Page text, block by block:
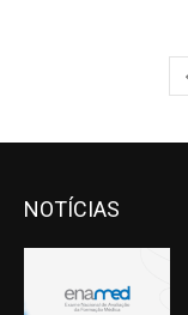
NOTÍCIAS